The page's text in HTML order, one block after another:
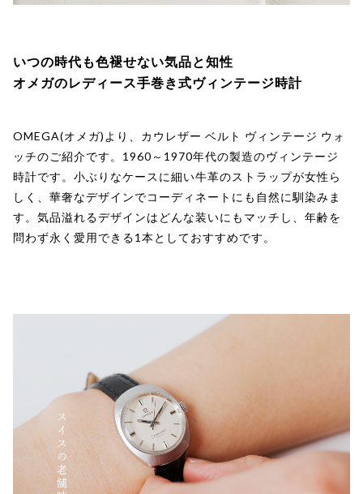
いつの時代も色褪せない気品と知性
オメガのレディース手巻き式ヴィンテージ時計
OMEGA(オメガ)より、カウレザー ベルト ヴィンテージ ウォ
ッチのご紹介です。1960～1970年代の製造のヴィンテージ
時計です。小ぶりなケースに細い牛革のストラップが女性ら
しく、華奢なデザインでコーディネートにも自然に馴染みま
す。気品溢れるデザインはどんな装いにもマッチし、年齢を
問わず永く愛用できる1本としておすすめです。